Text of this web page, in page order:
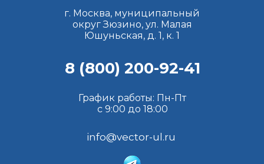
info@vector-ul.ru
График работы: Пн-Пт
с 9:00 до 18:00
г. Москва, муниципальный
округ Зюзино, ул. Малая
Юшуньская, д. 1, к. 1
8 (800) 200-92-41